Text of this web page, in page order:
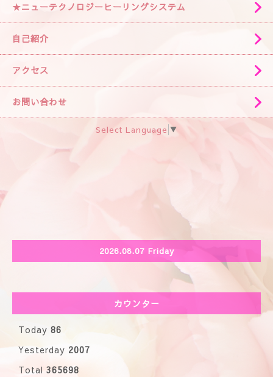
★ニューテクノロジーヒーリングシステム
自己紹介
アクセス
お問い合わせ
Select Language ▼
2026.08.07 Friday
カウンター
Today 86
Yesterday 2007
Total 365698